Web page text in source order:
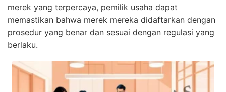
merek yang terpercaya, pemilik usaha dapat
memastikan bahwa merek mereka didaftarkan dengan
prosedur yang benar dan sesuai dengan regulasi yang
berlaku.